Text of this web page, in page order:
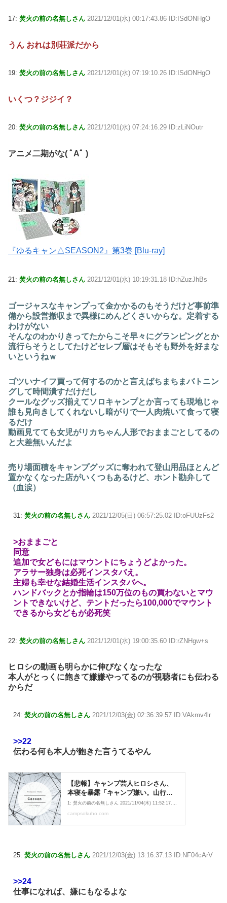
17: 焚火の前の名無しさん 2021/12/01(水) 00:17:43.86 ID:ISdONHgO
うん おれは別荘派だから
19: 焚火の前の名無しさん 2021/12/01(水) 07:19:10.26 ID:ISdONHgO
いくつ？ジジイ？
20: 焚火の前の名無しさん 2021/12/01(水) 07:24:16.29 ID:zLiNOutr
アニメ二期がな( ﾟAﾟ )
『ゆるキャン△SEASON2』第3巻 [Blu-ray]
21: 焚火の前の名無しさん 2021/12/01(水) 10:19:31.18 ID:hZuzJhBs
ゴージャスなキャンプって金かかるのもそうだけど事前準
備から設営撤収まで異様にめんどくさいからな。定着する
わけがない
そんなのわかりきってたからこそ早々にグランピングとか
流行らそうとしてたけどセレブ層はそもそも野外を好まな
いというねｗ
ゴツいナイフ買って何するのかと言えばちまちまバトニン
グして時間潰すだけだし
クールなグッズ揃えてソロキャンプとか言っても現地じゃ
誰も見向きしてくれないし暗がりで一人肉焼いて食って寝
るだけ
動画見てても女児がリカちゃん人形でおままごとしてるの
と大差無いんだよ
売り場面積をキャンプグッズに奪われて登山用品ほとんど
置かなくなった店がいくつもあるけど、ホント勘弁して
（血涙）
31: 焚火の前の名無しさん 2021/12/05(日) 06:57:25.02 ID:oFUUzFs2
>おままごと
同意
追加で女どもにはマウントにちょうどよかった。
アラサー独身は必死インスタバえ。
主婦も幸せな結婚生活インスタバへ。
ハンドバックとか指輪は150万位のもの買わないとマウ
ントできないけど、テントだったら100,000でマウント
できるから女どもが必死笑
22: 焚火の前の名無しさん 2021/12/01(水) 19:00:35.60 ID:rZNHgw+s
ヒロシの動画も明らかに伸びなくなったな
本人がとっくに飽きて嫌嫌やってるのが視聴者にも伝わる
からだ
24: 焚火の前の名無しさん 2021/12/03(金) 02:36:39.57 ID:VAkmv4lr
>>22
伝わる何も本人が飽きた言うてるやん
25: 焚火の前の名無しさん 2021/12/03(金) 13:16:37.13 ID:NF04cArV
>>24
仕事になれば、嫌にもなるよな